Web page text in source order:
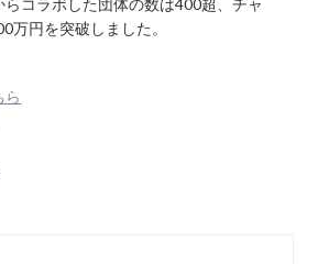
万円を突破しました。
ら